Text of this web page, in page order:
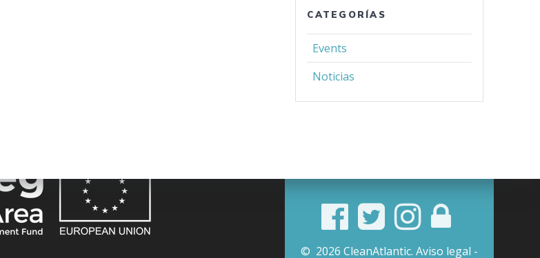
CATEGORÍAS
Events
Noticias
© 2026 CleanAtlantic.Aviso legal -